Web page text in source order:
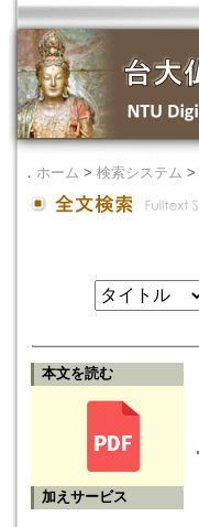
． ホーム > 検索システム >
本文を読む
加えサービス